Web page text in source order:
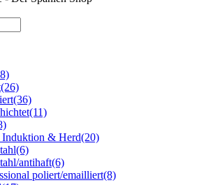
(26)
(36)
(11)
Induktion & Herd(20)
(6)
antihaft(6)
poliert/emailliert(8)